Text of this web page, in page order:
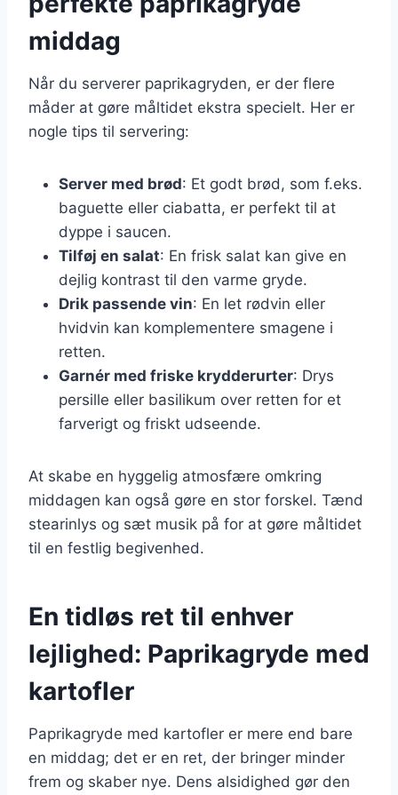
middag
Når du serverer paprikagryden, er der flere
måder at gøre måltidet ekstra specielt. Her er
nogle tips til servering:
Server med brød: Et godt brød, som f.eks.
baguette eller ciabatta, er perfekt til at
dyppe i saucen.
Tilføj en salat: En frisk salat kan give en
dejlig kontrast til den varme gryde.
Drik passende vin: En let rødvin eller
hvidvin kan komplementere smagene i
retten.
Garnér med friske krydderurter: Drys
persille eller basilikum over retten for et
farverigt og friskt udseende.
At skabe en hyggelig atmosfære omkring
middagen kan også gøre en stor forskel. Tænd
stearinlys og sæt musik på for at gøre måltidet
til en festlig begivenhed.
En tidløs ret til enhver
lejlighed: Paprikagryde med
kartofler
Paprikagryde med kartofler er mere end bare
en middag; det er en ret, der bringer minder
frem og skaber nye. Dens alsidighed gør den